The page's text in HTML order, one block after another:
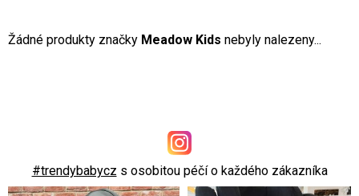
Žádné produkty značky Meadow Kids nebyly nalezeny...
#trendybabycz s osobitou péčí o každého zákazníka